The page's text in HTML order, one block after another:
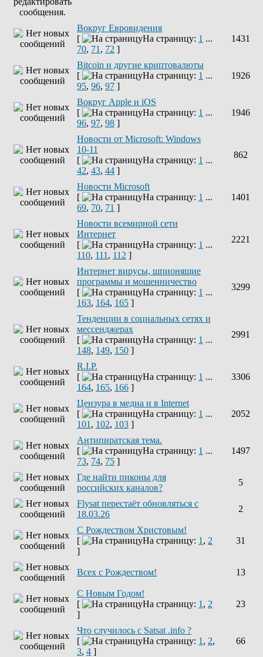
Вокруг Евровидения
[
На страницу: 1 ...
70, 71 , 72 ]
1431
Bitcoin и другие криптовалюты
[
На страницу: 1 ...
95, 96, 97 ]
1926
Вокруг Apple и iOS
[
На страницу: 1 ...
96, 97, 98 ]
1946
Новости от Microsoft: Windows
10-11
[
На страницу: 1 ...
42, 43, 44 ]
862
Новости Microsoft
[
На страницу: 1 ...
69, 70, 71 ]
1401
Новости всемирной сети
Интернет
[
На страницу: 1 ...
110, 111 , 112 ]
2221
Интернет вирусы, шпионящие
программы и мошенничество
[
На страницу: 1 ...
163, 164, 165 ]
3299
Тенденции в социальных сетях и
мессенджерах
[
На страницу: 1 ...
148, 149, 150 ]
2991
R.I.P.
[
На страницу: 1 ...
164, 165, 166 ]
3306
Цензура в медиа и в Internet
[
На страницу: 1 ...
101 , 102, 103 ]
2052
Антипиратская тема.
[
На страницу: 1 ...
73, 74, 75 ]
1497
Где найти пиконы для
российских каналов?
5
Flysat перестаёт обновляться с
18.03.26
2
С Рождеством Христовым!
[
На страницу: 1 , 2
]
31
Всех с Рождеством! 13
С Новым Годом!
[
На страницу: 1 , 2
]
23
Что случилось с Satsat .info ?
[
На страницу: 1 , 2,
3, 4 ]
66